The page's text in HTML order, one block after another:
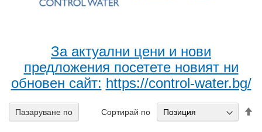
За актуални цени и нови
предложения посетете новият ни
обновен сайт: https://control-water.bg/
Сортирай по
Пазаруване по